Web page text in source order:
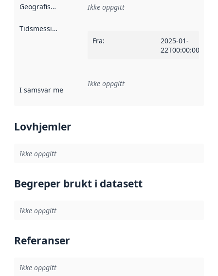
Geografisk avgrensning :
Ikke oppgitt
Tidsmessig avgrensning
Fra:
2025-01-
22T00:00:00Z
I samsvar med Referanse til en implementasjonsregel
Ikke oppgitt
Lovhjemler
Ikke oppgitt
Begreper brukt i datasett
Ikke oppgitt
Referanser
Ikke oppgitt